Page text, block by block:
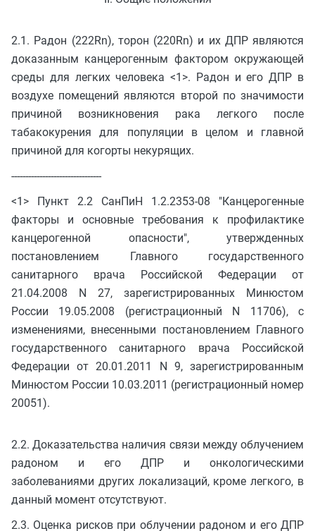
2.1. Радон (222Rn), торон (220Rn) и их ДПР являются
доказанным канцерогенным фактором окружающей
среды для легких человека <1>. Радон и его ДПР в
воздухе помещений являются второй по значимости
причиной возникновения рака легкого после
табакокурения для популяции в целом и главной
причиной для когорты некурящих.
--------------------------------
<1> Пункт 2.2 СанПиН 1.2.2353-08 "Канцерогенные
факторы и основные требования к профилактике
канцерогенной опасности", утвержденных
постановлением Главного государственного
санитарного врача Российской Федерации от
21.04.2008 N 27, зарегистрированных Минюстом
России 19.05.2008 (регистрационный N 11706), с
изменениями, внесенными постановлением Главного
государственного санитарного врача Российской
Федерации от 20.01.2011 N 9, зарегистрированным
Минюстом России 10.03.2011 (регистрационный номер
20051).
2.2. Доказательства наличия связи между облучением
радоном и его ДПР и онкологическими
заболеваниями других локализаций, кроме легкого, в
данный момент отсутствуют.
2.3. Оценка рисков при облучении радоном и его ДПР